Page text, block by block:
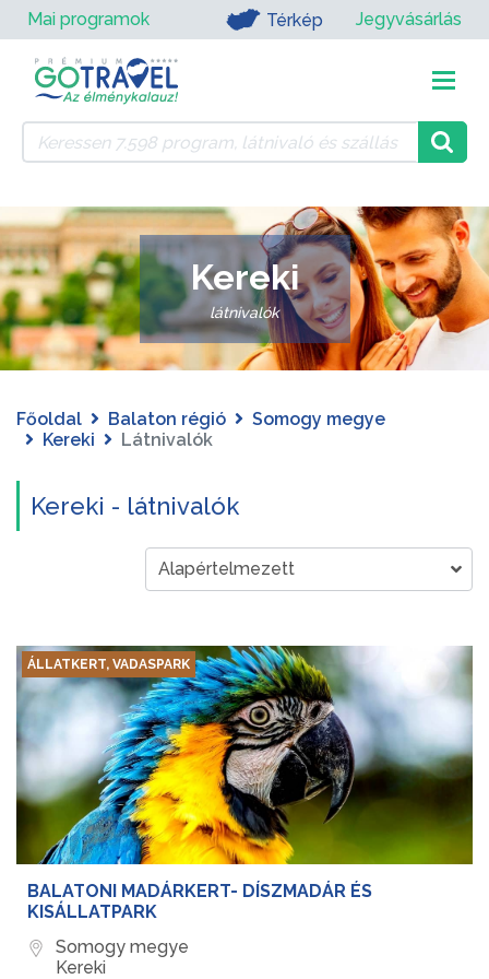
Mai programok Térkép Jegyvásárlás
Kereki
látnivalók
Főoldal Balaton régió
Somogy megye
Kereki
Látnivalók
Kereki - látnivalók
ÁLLATKERT, VADASPARK
BALATONI MADÁRKERT- DÍSZMADÁR ÉS
KISÁLLATPARK
Somogy megye
Kereki